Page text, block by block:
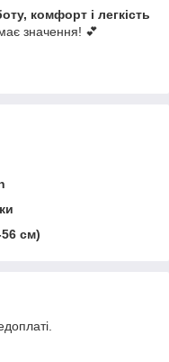
комфорт і легкість
значення! 💕
см)